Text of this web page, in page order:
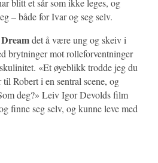
– både for Ivar og seg selv.
det å være ung og skeiv i
brytninger mot rolleforventninger
«Et øyeblikk trodde jeg du
Robert i en sentral scene, og
deg?» Leiv Igor Devolds film
finne seg selv, og kunne leve med